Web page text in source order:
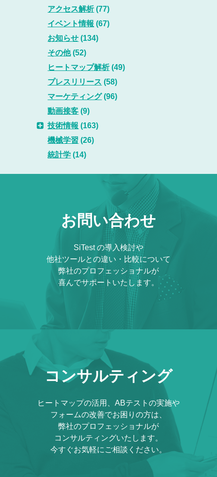
アクセス解析(77)
イベント情報 (67)
お知らせ (134)
その他(52)
ヒートマップ解析(49)
プレスリリース (58)
マーケティング(96)
動画接客 (9)
技術情報 (163)
機械学習 (26)
統計学 (14)
お問い合わせ
SiTest の導入検討や
他社ツールとの違い・比較について
弊社のプロフェッショナルが
喜んでサポートいたします。
コンサルティング
ヒートマップの活用、ABテストの実施や
フォームの改善でお困りの方は、
弊社のプロフェッショナルが
コンサルティングいたします。
今すぐお気軽にご相談ください。